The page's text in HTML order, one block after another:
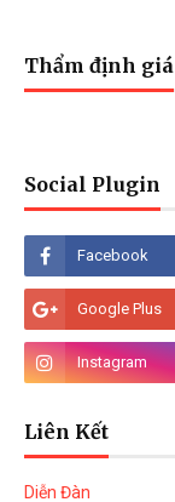
Thẩm định giá
Social Plugin
Liên Kết
Diễn Đàn